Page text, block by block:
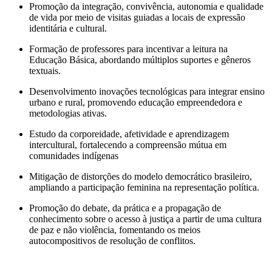
Promoção da integração, convivência, autonomia e qualidade
de vida por meio de visitas guiadas a locais de expressão
identitária e cultural.
Formação de professores para incentivar a leitura na
Educação Básica, abordando múltiplos suportes e gêneros
textuais.
Desenvolvimento inovações tecnológicas para integrar ensino
urbano e rural, promovendo educação empreendedora e
metodologias ativas.
Estudo da corporeidade, afetividade e aprendizagem
intercultural, fortalecendo a compreensão mútua em
comunidades indígenas
Mitigação de distorções do modelo democrático brasileiro,
ampliando a participação feminina na representação política.
Promoção do debate, da prática e a propagação de
conhecimento sobre o acesso à justiça a partir de uma cultura
de paz e não violência, fomentando os meios
autocompositivos de resolução de conflitos.